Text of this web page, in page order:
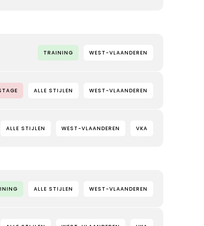
TRAINING WEST-VLAANDEREN
ALLE STIJLEN WEST-VLAANDEREN
ALLE STIJLEN WEST-VLAANDEREN VKA
ALLE STIJLEN WEST-VLAANDEREN